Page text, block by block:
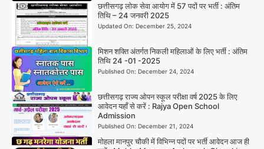
छत्तीसगढ़ लोक सेवा आयोग में 57 पदों पर भर्ती : अंतिम
तिथि – 24 जनवरी 2025
Updated On: December 25, 2024
मिशन शक्ति अंतर्गत निकली महिलाओं के लिए भर्ती : अंतिम
तिथि 24 -01 -2025
Published On:December 24, 2024
छत्तीसगढ़ राज्य ओपन स्कूल परीक्षा वर्ष 2025 के लिए
आवेदन यहाँ से करें : Rajya Open School
Admission
Published On:December 21, 2024
मोहला मानपुर चौकी में विभिन्न पदों पर भर्ती आवेदन आज ही